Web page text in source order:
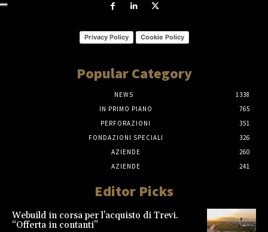
Privacy Policy Cookie Policy
Popular Category
NEWS
1338
IN PRIMO PIANO
765
PERFORAZIONI
351
FONDAZIONI SPECIALI
326
AZIENDE
260
AZIENDE
241
Editor Picks
Webuild in corsa per l’acquisto di Trevi.
“Offerta in contanti”